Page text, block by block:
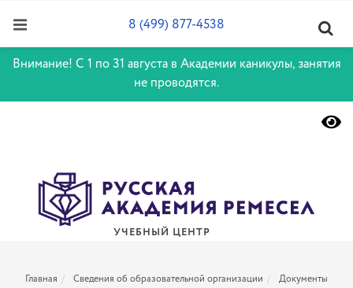
Внимание! С 1 по 31 августа в Академии каникулы, занятия
не проводятся.
УЧЕБНЫЙ ЦЕНТР
8 (499) 877-4538
Главная Сведения об образовательной организации Документы